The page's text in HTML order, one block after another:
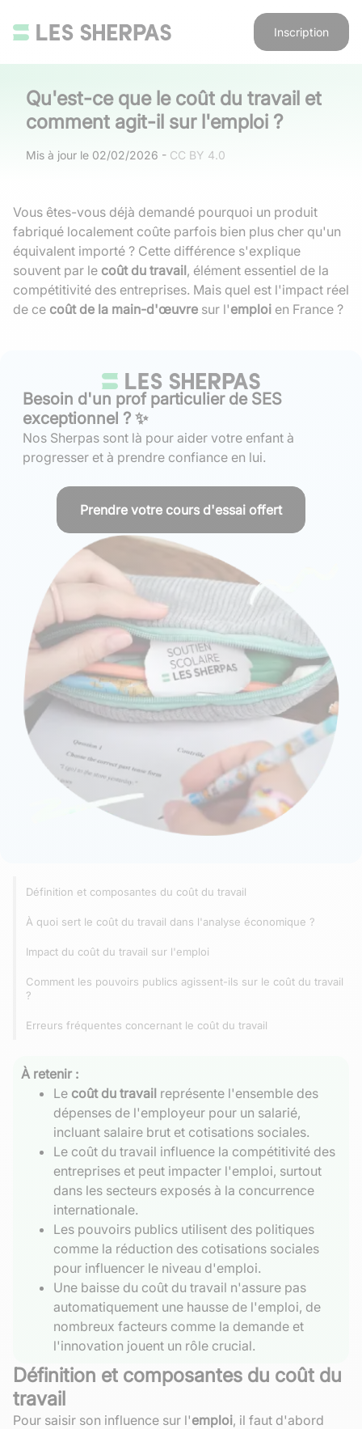
Inscription
Qu'est-ce que le coût du travail et
comment agit-il sur l'emploi ?
Mis à jour le 02/02/2026 - CC BY 4.0
Vous êtes-vous déjà demandé pourquoi un produit
fabriqué localement coûte parfois bien plus cher qu'un
équivalent importé ? Cette différence s'explique
souvent par le coût du travail, élément essentiel de la
compétitivité des entreprises. Mais quel est l'impact réel
de ce coût de la main-d'œuvre sur l'emploi en France ?
Besoin d'un prof particulier de SES
exceptionnel ? ✨
Nos Sherpas sont là pour aider votre enfant à
progresser et à prendre confiance en lui.
Prendre votre cours d'essai offert
Définition et composantes du coût du travail
À quoi sert le coût du travail dans l'analyse économique ?
Impact du coût du travail sur l'emploi
Comment les pouvoirs publics agissent-ils sur le coût du travail
?
Erreurs fréquentes concernant le coût du travail
À retenir :
Le coût du travail représente l'ensemble des
dépenses de l'employeur pour un salarié,
incluant salaire brut et cotisations sociales.
Le coût du travail influence la compétitivité des
entreprises et peut impacter l'emploi, surtout
dans les secteurs exposés à la concurrence
internationale.
Les pouvoirs publics utilisent des politiques
comme la réduction des cotisations sociales
pour influencer le niveau d'emploi.
Une baisse du coût du travail n'assure pas
automatiquement une hausse de l'emploi, de
nombreux facteurs comme la demande et
l'innovation jouent un rôle crucial.
Définition et composantes du coût du
travail
Pour saisir son influence sur l'emploi, il faut d'abord